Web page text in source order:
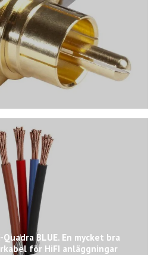
Quadra BLUE. En mycket bra
för HiFI anläggningar